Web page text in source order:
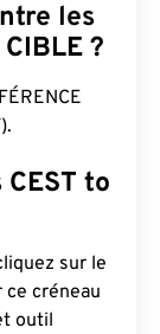
les
?
to
sur le
ce créneau
outil